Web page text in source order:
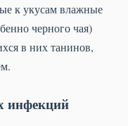
к укусам влажные
черного чая)
в них танинов,
инфекций